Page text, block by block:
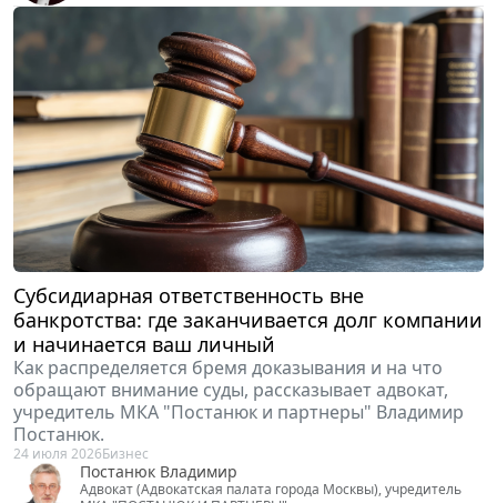
Субсидиарная ответственность вне
банкротства: где заканчивается долг компании
и начинается ваш личный
Как распределяется бремя доказывания и на что
обращают внимание суды, рассказывает адвокат,
учредитель МКА "Постанюк и партнеры" Владимир
Постанюк.
24 июля 2026Бизнес
Постанюк Владимир
Адвокат (Адвокатская палата города Москвы), учредитель